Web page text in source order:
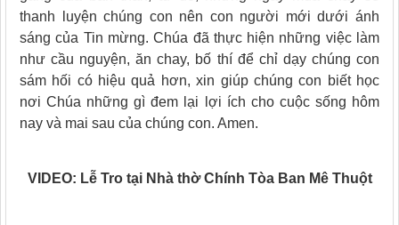
thanh luyện chúng con nên con người mới dưới ánh
sáng của Tin mừng. Chúa đã thực hiện những việc làm
như cầu nguyện, ăn chay, bố thí để chỉ dạy chúng con
sám hối có hiệu quả hơn, xin giúp chúng con biết học
nơi Chúa những gì đem lại lợi ích cho cuộc sống hôm
nay và mai sau của chúng con. Amen.
VIDEO: Lễ Tro tại Nhà thờ Chính Tòa Ban Mê Thuột